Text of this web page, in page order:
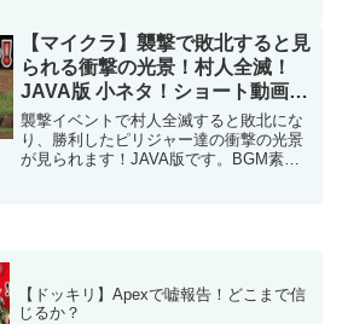
用素材YoutubeAudioLibrar...
【マイクラ】襲撃で敗北すると見
られる衝撃の光景！村人全滅！
JAVA版 小ネタ！ショート動画！
#Shorts
襲撃イベントで村人全滅すると敗北にな
り、勝利したピリジャー達の衝撃の光景
が見られます！JAVA版です。BGM素
【ドッキリ】Apexで嘘報告！どこまで信
じるか？